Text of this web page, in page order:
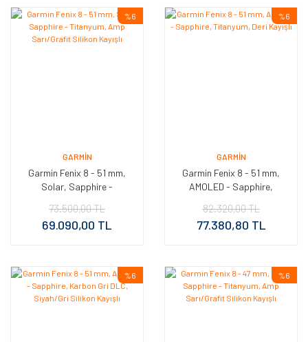
GARMIN
Garmin Fenix 8 - 51 mm,
Solar, Sapphire -
Silikon Kayışlı
%6
73.500,00 TL
69.090,00 TL
GARMIN
Garmin Fenix 8 - 51 mm,
AMOLED - Sapphire,
%6
82.320,00 TL
77.380,80 TL
%6 %6